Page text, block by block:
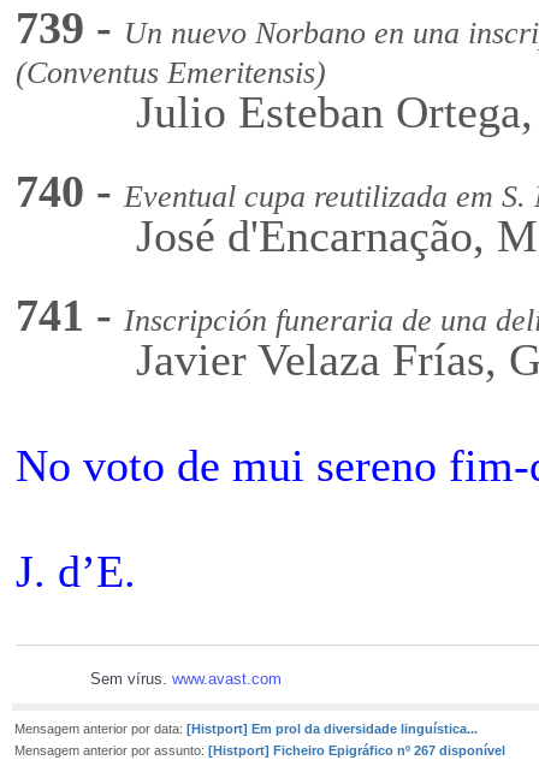
739 - Un nuevo Norbano en una
(Conventus Emeritensis)
Julio Esteban Ortega,
740 - Eventual cupa reutilizada em
José d'Encarnação,
741 - Inscripción funeraria de una
Javier Velaza Frías,
No voto de mui sereno fim-
J. d’E.
Sem vírus. www.avast.com
Mensagem anterior por data: [Histport] Em prol da diversidade linguística...
Mensagem anterior por assunto: [Histport] Ficheiro Epigráfico nº 267 disponível